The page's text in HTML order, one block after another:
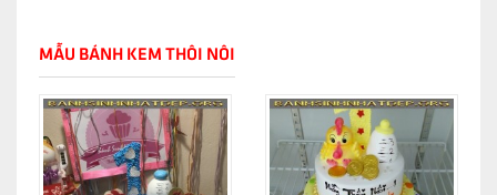
MẪU BÁNH KEM THÔI NÔI